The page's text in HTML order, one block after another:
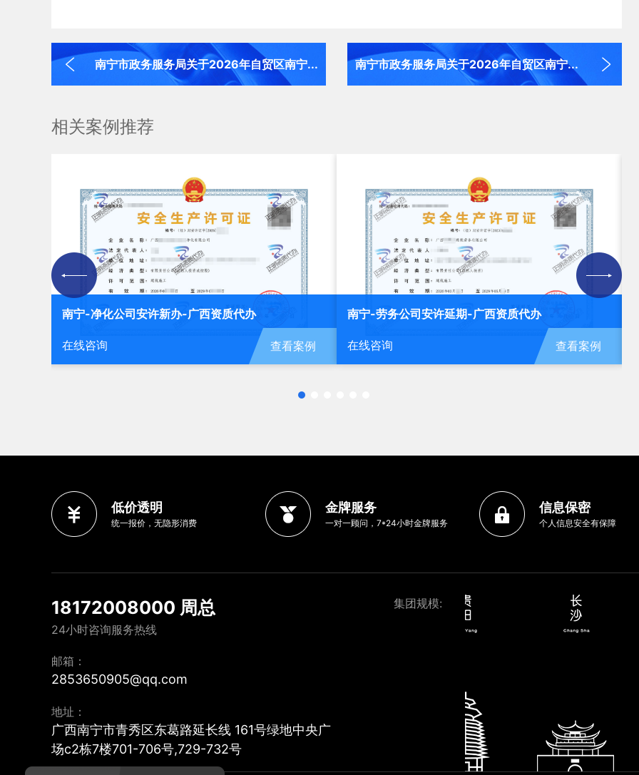
南宁市政务服务局关于2026年自贸区南宁... 南宁市政务服务局关于2026年自贸区南宁...
相关案例推荐
南宁-劳务公司安许延期-广西资质代办
在线咨询 查看案例
北海-运输公司安许新办-广西资质代办
在线咨询 查看案例
低价透明
统一报价，无隐形消费
金牌服务
一对一顾问，7*24小时金牌服务
信息保密
个人信息安全有保障
18172008000 周总
24小时咨询服务热线
邮箱：
2853650905@qq.com
地址：
广西南宁市青秀区东葛路延长线 161号绿地中央广
场c2栋7楼701-706号,729-732号
集团规模: